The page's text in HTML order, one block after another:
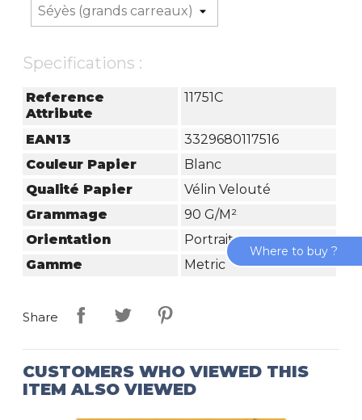
Specifications :
Reference
Attribute
11751C
EAN13
3329680117516
Couleur Papier
Blanc
Qualité Papier
Vélin Velouté
Grammage
90 G/m²
Orientation
Portrait
Gamme
Metric
Share
CUSTOMERS WHO VIEWED THIS
ITEM ALSO VIEWED
Where to buy ?